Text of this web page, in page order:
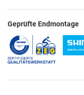
Geprüfte Endmontage